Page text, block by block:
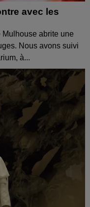
avec les
abrite une
Nous avons suivi
à...